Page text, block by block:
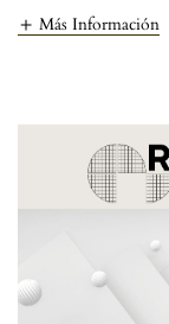
Más Información